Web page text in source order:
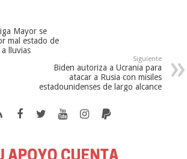
Mayor se
mal estado de
lluvias
Siguiente
Biden autoriza a Ucrania para
atacar a Rusia con misiles
estadounidenses de largo alcance